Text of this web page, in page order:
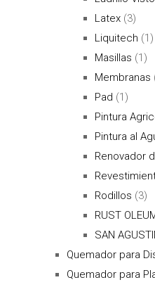
Latex (3)
Liquitech (1)
Masillas (1)
Membranas
Pad (1)
Pintura
Pintura al
Renovador
Rodillos (3)
RUST
SAN
Quemador para
Quemador para